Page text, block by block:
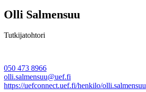
Olli Salmensuu
Tutkijatohtori
050 473 8966
olli.salmensuu@uef.fi
https://uefconnect.uef.fi/henkilo/olli.salmensuu